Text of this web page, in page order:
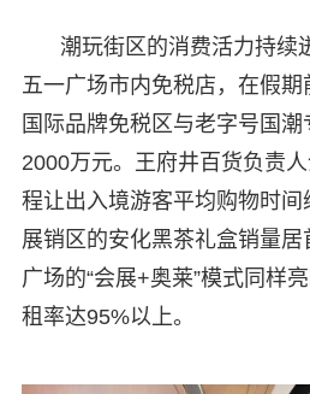
潮玩街区的消费活力持续
五一广场市内免税店，在假期
国际品牌免税区与老字号国
2000万元。王府井百货负责
程让出入境游客平均购物时
展销区的安化黑茶礼盒销量居
广场的“会展+奥莱”模式同样
租率达95%以上。